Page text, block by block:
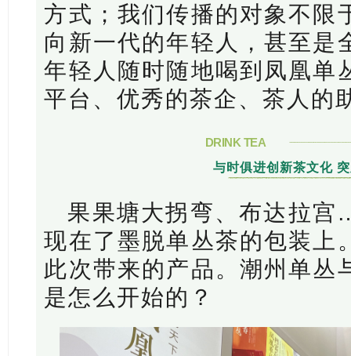
方式；我们传播的对象不限
向新一代的年轻人，甚至是
年轻人随时随地喝到凤凰单
平台、优秀的茶企、茶人的
DRINK TEA
与时俱进创新茶文化
果果塘大拐弯、布达拉
现在了墨脱单丛茶的包装上
此次带来的产品。潮州单丛
是怎么开始的？